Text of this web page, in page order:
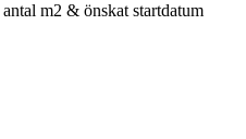
m2 & önskat startdatum